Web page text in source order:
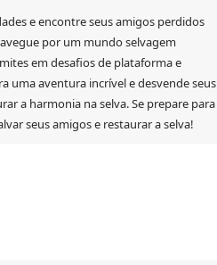
e encontre seus amigos perdidos
por um mundo selvagem
em desafios de plataforma e
uma aventura incrível e desvende seus
a harmonia na selva. Se prepare para
seus amigos e restaurar a selva!